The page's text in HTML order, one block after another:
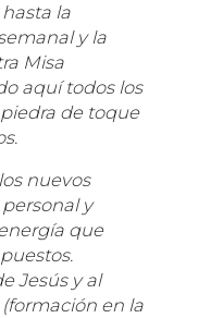
la
y la
Misa
aquí todos los
de toque
nuevos
y
que
Jesús y al
en la